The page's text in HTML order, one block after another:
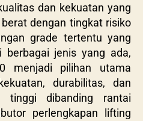
dan kekuatan yang
dengan tingkat risiko
grade tertentu yang
berbagai jenis yang ada,
menjadi pilihan utama
durabilitas, dan
tinggi dibanding rantai
perlengkapan lifting